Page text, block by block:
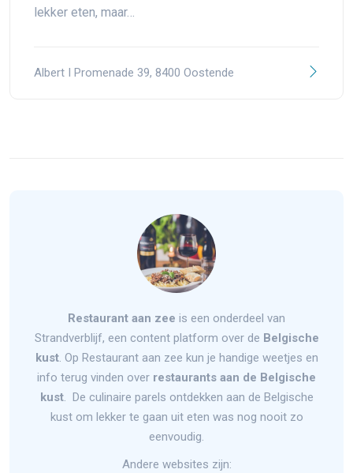
lekker eten, maar…
Albert I Promenade 39, 8400 Oostende
Restaurant aan zee is een onderdeel van
Strandverblijf, een content platform over de Belgische
kust. Op Restaurant aan zee kun je handige weetjes en
info terug vinden over restaurants aan de Belgische
kust. De culinaire parels ontdekken aan de Belgische
kust om lekker te gaan uit eten was nog nooit zo
eenvoudig.
Andere websites zijn: